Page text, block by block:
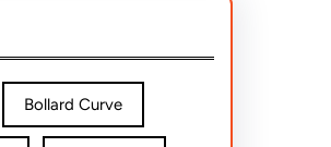
Bollard Curve